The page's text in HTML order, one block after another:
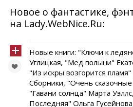
Новое о фантастике,
на Lady.WebNice.Ru:
Новые книги: "Ключи к
Углицкая, "Мед полыни"
"Из искры возгорится
Сборники, "Очень
"Гавани солнца" Марта
Последняя" Ольга